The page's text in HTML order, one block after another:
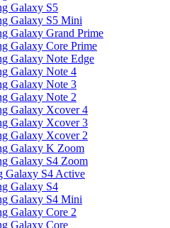
Galaxy S5
Galaxy S5 Mini
Galaxy Grand Prime
Galaxy Core Prime
Galaxy Note Edge
Galaxy Note 4
Galaxy Note 3
Galaxy Note 2
Galaxy Xcover 4
Galaxy Xcover 3
Galaxy Xcover 2
Galaxy K Zoom
Galaxy S4 Zoom
Galaxy S4 Active
Galaxy S4
Galaxy S4 Mini
Galaxy Core 2
Galaxy Core